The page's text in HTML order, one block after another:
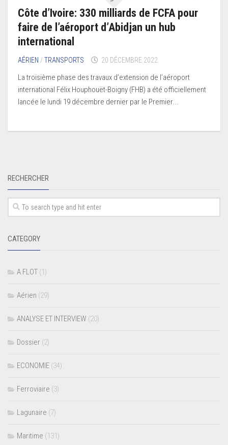
Côte d’Ivoire: 330 milliards de FCFA pour
faire de l’aéroport d’Abidjan un hub
international
AÉRIEN /TRANSPORTS 20 DÉCEMBRE 2022
La troisième phase des travaux d’extension de l’aéroport
international Félix Houphouët-Boigny (FHB) a été officiellement
lancée le lundi 19 décembre dernier par le Premier...
RECHERCHER
CATEGORY
A FLOT (1)
Aérien (29)
ANALYSE ET INTERVIEW (20)
Dossier (2)
ECONOMIE (34)
Ferroviaire (3)
Lagunaire (7)
Maritime (131)